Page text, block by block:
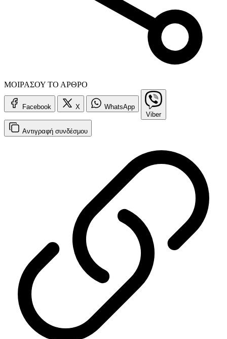
ΜΟΙΡΑΣΟΥ ΤΟ ΑΡΘΡΟ
Facebook X
WhatsApp
Viber
Αντιγραφή συνδέσμου